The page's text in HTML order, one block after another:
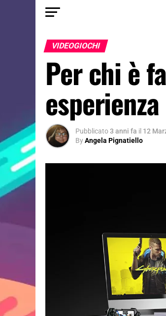
VIDEOGIOCHI
Per chi è
esperienza
Pubblicato3 anni fa il 12
ByAngela Pignatiello